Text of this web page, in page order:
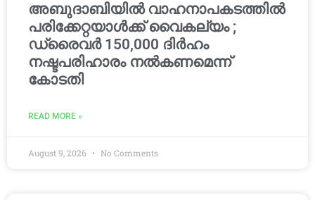
അബുദാബിയിൽ വാഹനാപകടത്തിൽ
പരിക്കേറ്റയാൾക്ക് വൈകല്യം ;
ഡ്രൈവർ 150,000 ദിർഹം
നഷ്ടപരിഹാരം നൽകണമെന്ന്
കോടതി
READ MORE »
August 9, 2026 No Comments